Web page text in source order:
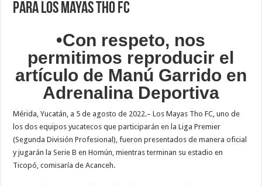
para los Mayas Tho FC
•Con respeto, nos
permitimos reproducir el
artículo de Manú Garrido en
Adrenalina Deportiva
Mérida, Yucatán, a 5 de agosto de 2022.– Los Mayas Tho FC, uno de
los dos equipos yucatecos que participarán en la Liga Premier
(Segunda División Profesional), fueron presentados de manera oficial
y jugarán la Serie B en Homún, mientras terminan su estadio en
Ticopó, comisaría de Acanceh.